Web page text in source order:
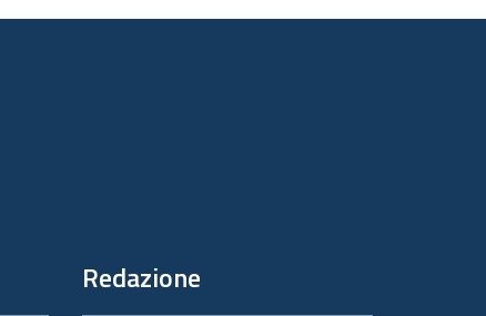
documento
Redazione